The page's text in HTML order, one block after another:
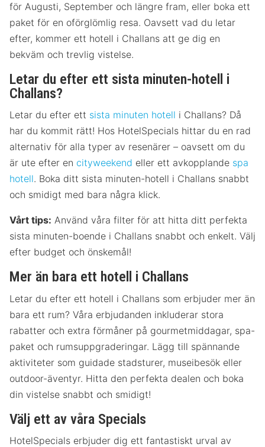
för Augusti, September och längre fram, eller boka ett
paket för en oförglömlig resa. Oavsett vad du letar
efter, kommer ett hotell i Challans att ge dig en
bekväm och trevlig vistelse.
Letar du efter ett sista minuten-hotell i
Challans?
Letar du efter ett sista minuten hotell i Challans? Då
har du kommit rätt! Hos HotelSpecials hittar du en rad
alternativ för alla typer av resenärer – oavsett om du
är ute efter en cityweekend eller ett avkopplande spa
hotell. Boka ditt sista minuten-hotell i Challans snabbt
och smidigt med bara några klick.
Vårt tips: Använd våra filter för att hitta ditt perfekta
sista minuten-boende i Challans snabbt och enkelt. Välj
efter budget och önskemål!
Mer än bara ett hotell i Challans
Letar du efter ett hotell i Challans som erbjuder mer än
bara ett rum? Våra erbjudanden inkluderar stora
rabatter och extra förmåner på gourmetmiddagar, spa-
paket och rumsuppgraderingar. Lägg till spännande
aktiviteter som guidade stadsturer, museibesök eller
outdoor-äventyr. Hitta den perfekta dealen och boka
din vistelse snabbt och smidigt!
Välj ett av våra Specials
HotelSpecials erbjuder dig ett fantastiskt urval av